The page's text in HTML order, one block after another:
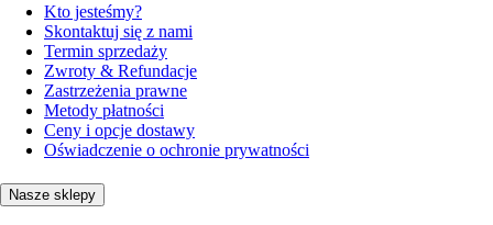
Kto jesteśmy?
Skontaktuj się z nami
Termin sprzedaży
Zwroty & Refundacje
Zastrzeżenia prawne
Metody płatności
Ceny i opcje dostawy
Oświadczenie o ochronie prywatności
Nasze sklepy